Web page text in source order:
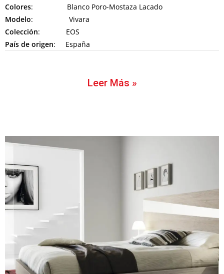
Colores: Blanco Poro-Mostaza Lacado
Modelo: Vivara
Colección: EOS
País de origen: España
Leer Más »